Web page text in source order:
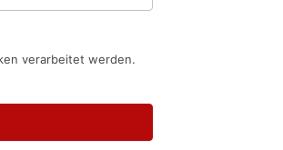
verarbeitet werden.